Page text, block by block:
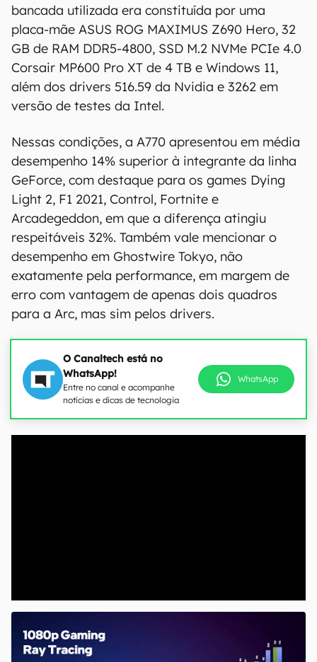
bancada utilizada era constituída por uma
placa-mãe ASUS ROG MAXIMUS Z690 Hero, 32
GB de RAM DDR5-4800, SSD M.2 NVMe PCIe 4.0
Corsair MP600 Pro XT de 4 TB e Windows 11,
além dos drivers 516.59 da Nvidia e 3262 em
versão de testes da Intel.
Nessas condições, a A770 apresentou em média
desempenho 14% superior à integrante da linha
GeForce, com destaque para os games Dying
Light 2, F1 2021, Control, Fortnite e
Arcadegeddon, em que a diferença atingiu
respeitáveis 32%. Também vale mencionar o
desempenho em Ghostwire Tokyo, não
exatamente pela performance, em margem de
erro com vantagem de apenas dois quadros
para a Arc, mas sim pelos drivers.
O Canaltech está no
WhatsApp!
Entre no canal e acompanhe
notícias e dicas de tecnologia
WhatsApp